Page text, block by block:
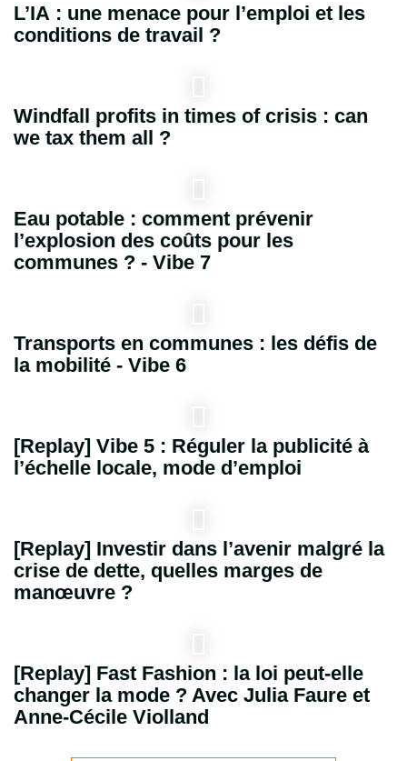
L’IA : une menace pour l’emploi et les
conditions de travail ?
Windfall profits in times of crisis : can
we tax them all ?
Eau potable : comment prévenir
l’explosion des coûts pour les
communes ? - Vibe 7
Transports en communes : les défis de
la mobilité - Vibe 6
[Replay] Vibe 5 : Réguler la publicité à
l’échelle locale, mode d’emploi
[Replay] Investir dans l’avenir malgré la
crise de dette, quelles marges de
manœuvre ?
[Replay] Fast Fashion : la loi peut-elle
changer la mode ? Avec Julia Faure et
Anne-Cécile Violland